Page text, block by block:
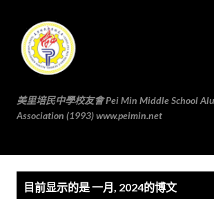
美里培民中學校友會 Pei Min Middle School
Association (1993) www.peimin.net
目前显示的是 一月, 2024的博文